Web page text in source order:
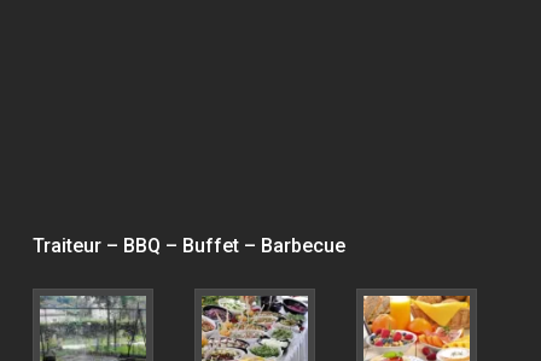
Traiteur – BBQ – Buffet – Barbecue